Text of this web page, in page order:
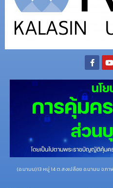
(อ.นามน)13 หมู่ 14 ต.สงเปลือย อ.นามน จ.ก